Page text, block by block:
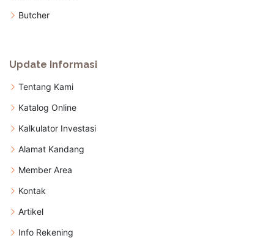
Butcher
Update Informasi
Tentang Kami
Katalog Online
Kalkulator Investasi
Alamat Kandang
Member Area
Kontak
Artikel
Info Rekening